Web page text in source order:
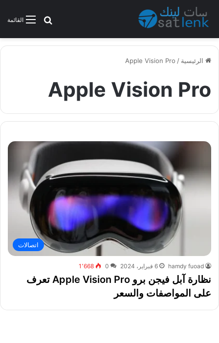
القائمةبحث عن
الرئيسية /
Apple Vision Pro
Apple Vision Pro
اتصالات
hamdy fuoad 6 فبراير، 2024 0 1٬668
نظارة آبل فيجن برو Apple Vision Pro تعرف
على المواصفات والسعر